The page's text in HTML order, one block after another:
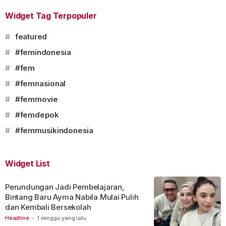
Widget Tag Terpopuler
# featured
# #femindonesia
# #fem
# #femnasional
# #femmovie
# #femdepok
# #femmusikindonesia
Widget List
Headline - 1 minggu yang lalu
Perundungan Jadi Pembelajaran,
Bintang Baru Ayma Nabila Mulai Pulih
dan Kembali Bersekolah